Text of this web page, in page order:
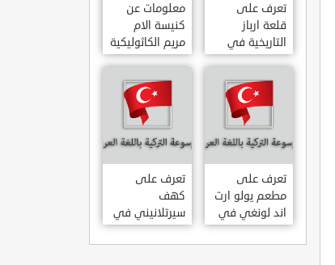
تعرف على
قلعة ارباز
التاريخية في
ولاية ايدن.. من
القلاع الدولة
العثمانية
ARPAZ
KALESI AYDIN
معلومات عن
كنيسة الام
مريم الكاثوليكية
في هاتي .. من
معالم المدينة
التاريخية
والدينية
MERYEM ANA
KATOLIK
KILISESI
HATAY
تعرف على
مطعم يولو ارت
اند لونغي في
ازمير .. مطعم
بجدران متحف
تعرف على
كهف
سيرتلانيني في
ولاية ايدن .. من
اعاجيب الطبيعة